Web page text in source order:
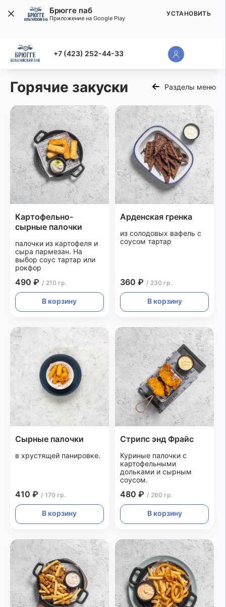
+7 (423) 252-44-33
Горячие закуски Разделы меню
Картофельно-
сырные палочки
палочки из картофеля и
сыра пармезан. На
выбор соус тартар или
рокфор
490 ₽ / 210 гр.
В корзину
Арденская гренка
из солодовых вафель с
соусом тартар
360 ₽ / 230 гр.
В корзину
Сырные палочки
в хрустящей панировке.
410 ₽ / 170 гр.
В корзину
Стрипс энд Фрайс
Куриные палочки с
картофельными
дольками и сырным
соусом.
480 ₽ / 260 гр.
В корзину
Брюгге паб
Приложение на Google Play
УСТАНОВИТЬ